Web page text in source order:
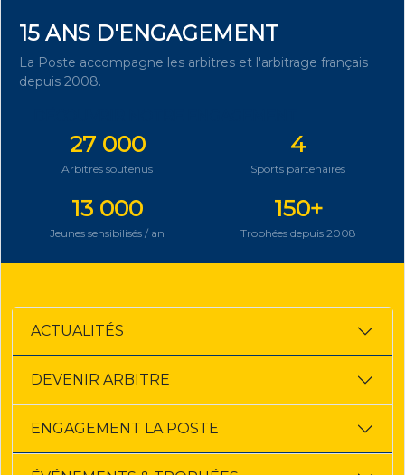
15 ANS D'ENGAGEMENT
La Poste accompagne les arbitres et l'arbitrage français
depuis 2008.
27 000
Arbitres soutenus
4
Sports partenaires
13 000
Jeunes sensibilisés / an
150+
Trophées depuis 2008
ACTUALITÉS
DEVENIR ARBITRE
ENGAGEMENT LA POSTE